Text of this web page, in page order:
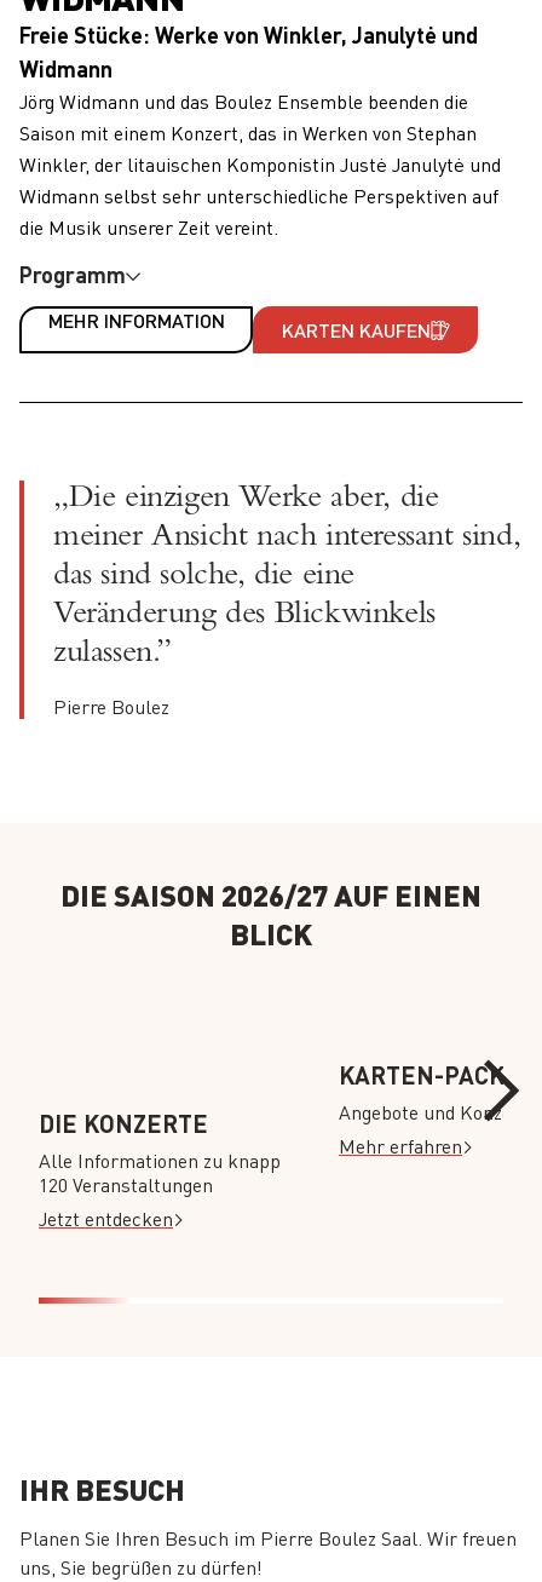
Freie Stücke: Werke von Winkler, Janulytė und
Widmann
Jörg Widmann und das Boulez Ensemble beenden die
Saison mit einem Konzert, das in Werken von Stephan
Winkler, der litauischen Komponistin Justė Janulytė und
Widmann selbst sehr unterschiedliche Perspektiven auf
die Musik unserer Zeit vereint.
Programm
MEHR INFORMATION KARTEN KAUFEN
„Die einzigen Werke aber, die
meiner Ansicht nach interessant sind,
das sind solche, die eine
Veränderung des Blickwinkels
zulassen.”
Pierre Boulez
DIE SAISON 2026/27 AUF EINEN
BLICK
DIE KONZERTE
Alle Informationen zu knapp
120 Veranstaltungen
Jetzt entdecken
KARTEN-
Angebote und
Mehr erfahren
IHR BESUCH
Planen Sie Ihren Besuch im Pierre Boulez Saal. Wir freuen
uns, Sie begrüßen zu dürfen!